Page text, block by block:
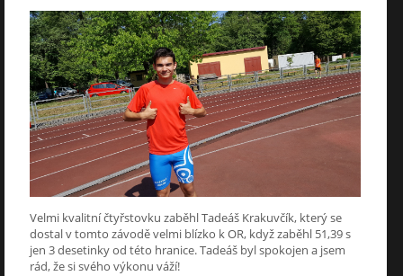
Velmi kvalitní čtyřstovku zaběhl Tadeáš Krakuvčík, který se
dostal v tomto závodě velmi blízko k OR, když zaběhl 51,39 s
jen 3 desetinky od této hranice. Tadeáš byl spokojen a jsem
rád, že si svého výkonu váží!